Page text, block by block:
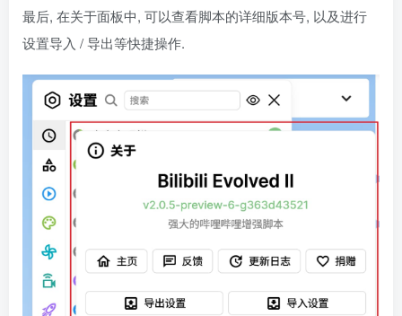
最后, 在关于面板中, 可以查看脚本的详细版本号, 以及进行
设置导入 / 导出等快捷操作.